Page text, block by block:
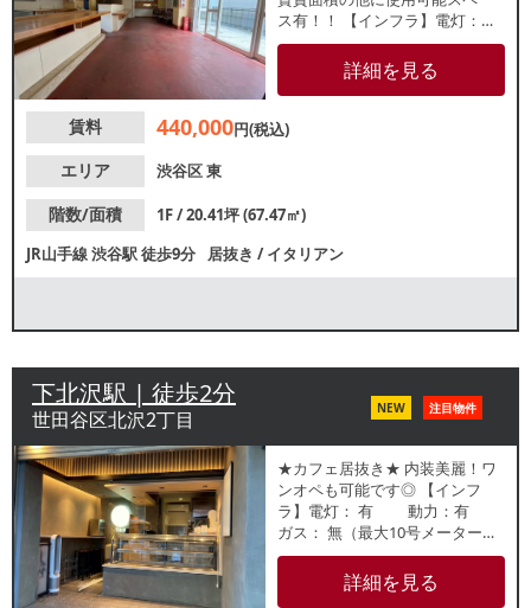
ス有！！ 【インフラ】電灯：有
動力：有 ガス：10号メ
ーター 水道：20mm 【厨房
排気】有 /有圧扇【空調】無【グ
無【トイレ】有 /洋式 【閉店理
態】民泊、カラオケ【営業年
【間口】約4.4ｍ 【天高】約2.5
ｍ ※本紙記載の店舗情報は正確
詳細を見る
賃料 440,000円(税込)
エリア
渋谷区東
階数/面積
1F / 20.41坪 (67.47㎡)
JR山手線渋谷駅徒歩9分 居抜き /イタリアン
下北沢駅 | 徒歩2分
世田谷区北沢2丁目 NEW 注目物件
★カフェ居抜き★ 内装美麗！ワ
ンオペも可能です◎ 【インフ
ラ】電灯： 有 動力：有
ガス： 無（最大10号メーター設
置可） 水道：13mm 【厨房
排気】無 【空調】有 【グリス
ト】無 【席数】カウンター4席
詳細を見る